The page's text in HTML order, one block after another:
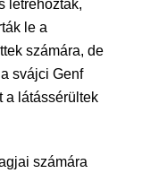
létrehozták,
le a
számára, de
svájci Genf
a látássérültek
számára